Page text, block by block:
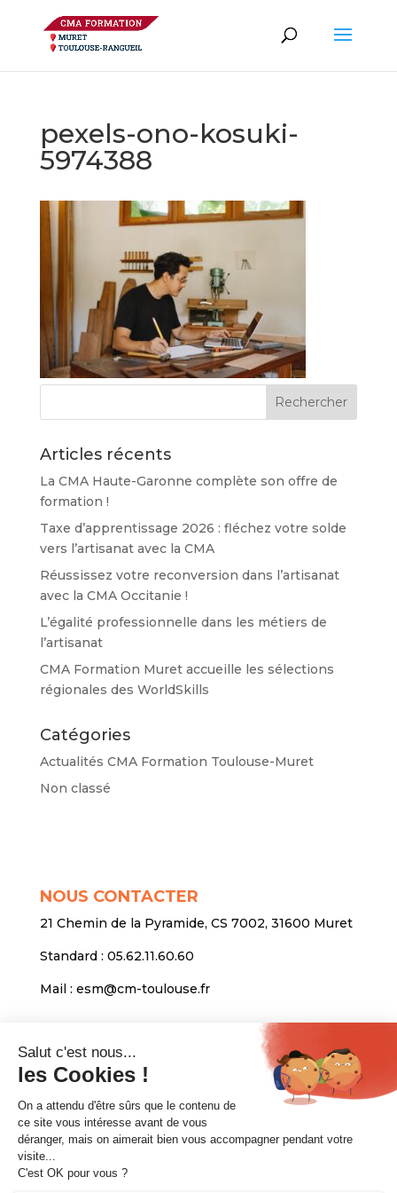
pexels-ono-kosuki-
5974388
Articles récents
La CMA Haute-Garonne complète son offre de
formation !
Taxe d’apprentissage 2026 : fléchez votre solde
vers l’artisanat avec la CMA
Réussissez votre reconversion dans l’artisanat
avec la CMA Occitanie !
L’égalité professionnelle dans les métiers de
l’artisanat
CMA Formation Muret accueille les sélections
régionales des WorldSkills
Catégories
Actualités CMA Formation Toulouse-Muret
Non classé
NOUS CONTACTER
21 Chemin de la Pyramide, CS 7002, 31600 Muret
Standard : 05.62.11.60.60
Mail : esm@cm-toulouse.fr
INFORMATIONS
Mentions légales
Protection des données personnelles
Venir nous voir